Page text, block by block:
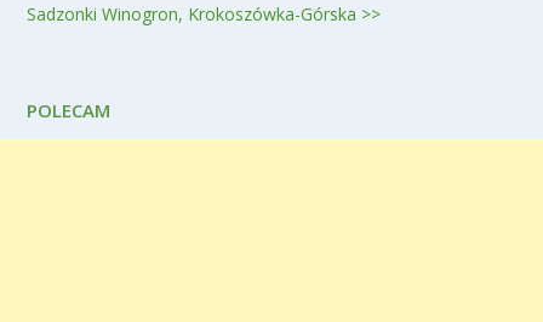
Sadzonki Winogron, Krokoszówka-Górska >>
POLECAM